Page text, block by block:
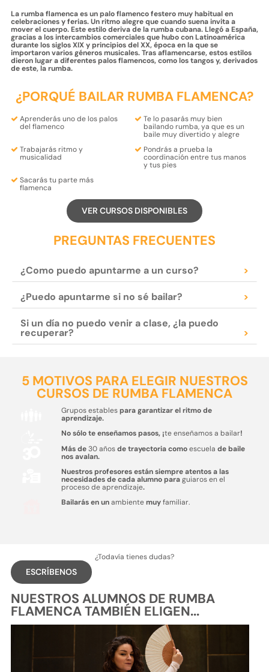
La rumba flamenca es un palo flamenco festero muy habitual en
celebraciones y ferias. Un ritmo alegre que cuando suena invita a
mover el cuerpo. Este estilo deriva de la rumba cubana. Llegó a España,
gracias a los intercambios comerciales que hubo con Latinoamérica
durante los siglos XIX y principios del XX, época en la que se
importaron varios géneros musicales. Tras aflamencarse, estos estilos
dieron lugar a diferentes palos flamencos, como los tangos y, derivados
de este, la rumba.
¿PORQUÉ BAILAR RUMBA FLAMENCA?
Aprenderás uno de lospalos
del flamenco
Te lo pasarás muy bien
bailando rumba, ya que es un
baile muydivertido y alegre
Trabajarásritmo y
musicalidad
Pondrás a prueba la
coordinaciónentre tus manos
y tus pies
Sacarás tu parte más
flamenca
VER CURSOS DISPONIBLES
PREGUNTAS FRECUENTES
¿Como puedo apuntarme a un curso? >
¿Puedo apuntarme si no sé bailar? >
Si un día no puedo venir a clase, ¿la puedo
recuperar? >
5 MOTIVOS PARA ELEGIR NUESTROS
CURSOS DE RUMBA FLAMENCA
Grupos establespara garantizar el ritmo de
aprendizaje.
No sólo te enseñamos pasos, ¡te enseñamos a bailar!
Más de30 añosde trayectoria comoescuela de baile
nos avalan.
Nuestros profesores están siempre atentos a las
necesidades de cada alumno paraguiaros en el
proceso de aprendizaje.
Bailarás en unambientemuyfamiliar.
¿Todavía tienes dudas?
ESCRÍBENOS
NUESTROS ALUMNOS DE RUMBA
FLAMENCA TAMBIÉN ELIGEN...